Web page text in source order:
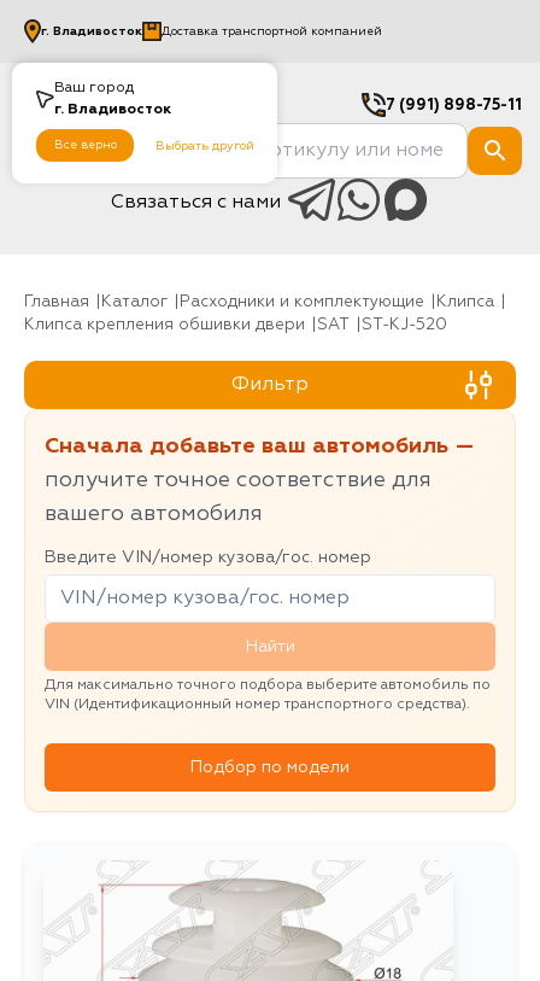
Ваш город
г. Владивосток
Все верно Выбрать другой
г. Владивосток Доставка транспортной компанией
7 (991) 898-75-11
Связаться с нами
Главная Каталог Расходники и комплектующие
клипса
Клипса крепления обшивки двери
SAT ST-KJ-520
Фильтр
Сначала добавьте ваш автомобиль —
получите точное соответствие для
вашего автомобиля
Введите VIN/номер кузова/гос. номер
Найти
Для максимально точного подбора выберите автомобиль по
VIN (Идентификационный номер транспортного средства).
Подбор по модели